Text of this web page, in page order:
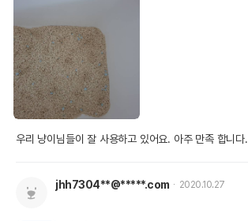
우리 냥이님들이 잘 사용하고 있어요. 아주 만족 합니다.
jhh7304**@*****.com 2020.10.27